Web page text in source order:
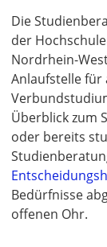
Die
der
Nordrhein-
Anlaufstelle für
Überblick zum
oder bereits
Bedürfnisse
offenen Ohr.